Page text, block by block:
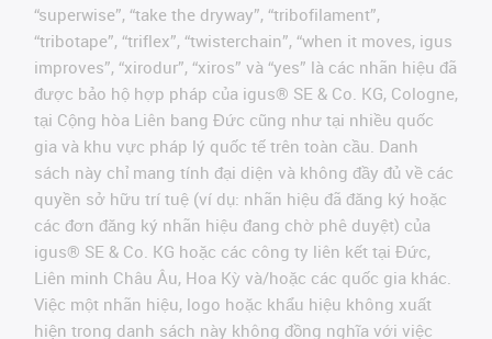
“superwise”, “take the dryway”, “tribofilament”,
“tribotape”, “triflex”, “twisterchain”, “when it moves, igus
improves”, “xirodur”, “xiros” và “yes” là các nhãn hiệu đã
được bảo hộ hợp pháp của igus® SE & Co. KG, Cologne,
tại Cộng hòa Liên bang Đức cũng như tại nhiều quốc
gia và khu vực pháp lý quốc tế trên toàn cầu. Danh
sách này chỉ mang tính đại diện và không đầy đủ về các
quyền sở hữu trí tuệ (ví dụ: nhãn hiệu đã đăng ký hoặc
các đơn đăng ký nhãn hiệu đang chờ phê duyệt) của
igus® SE & Co. KG hoặc các công ty liên kết tại Đức,
Liên minh Châu Âu, Hoa Kỳ và/hoặc các quốc gia khác.
Việc một nhãn hiệu, logo hoặc khẩu hiệu không xuất
hiện trong danh sách này không đồng nghĩa với việc